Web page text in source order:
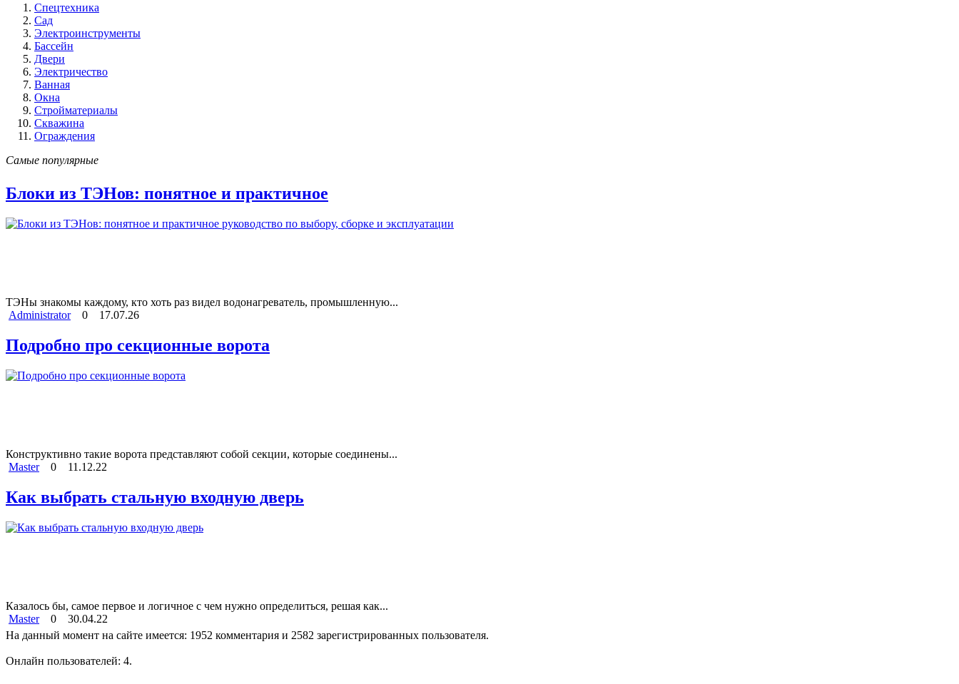
Спецтехника
Сад
Электроинструменты
Бассейн
Двери
Электричество
Ванная
Окна
Стройматериалы
Скважина
Ограждения
Самые популярные
Блоки из ТЭНов: понятное и практичное
ТЭНы знакомы каждому, кто хоть раз видел водонагреватель, промышленную...
Administrator
0 17.07.26
Подробно про секционные ворота
Конструктивно такие ворота представляют собой секции, которые соединены...
Master
0 11.12.22
Как выбрать стальную входную дверь
Казалось бы, самое первое и логичное с чем нужно определиться, решая как...
Master
0
30.04.22
На данный момент на сайте имеется: 1952 комментария и 2582 зарегистрированных пользователя.
Онлайн пользователей: 4.